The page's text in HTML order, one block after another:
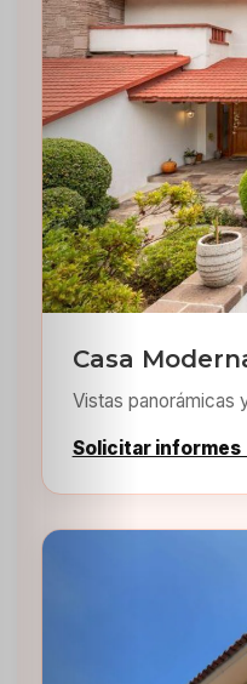
Inicio
Casting
Bershka
Casting
SHEIN
Casting
Casa
Vistas panorámicas
Solicitar